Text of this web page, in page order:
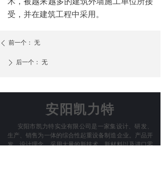
受，并在建筑工程中采用。
ꄲ 后一个： 无
ꄴ 前一个： 无
安阳市凯力特实业有限公司是一家集设计、研发、
生产、销售为一体的综合性起重设备制造企业。产品开
发、设计理念，采用大量的新技术、新材料以及进口零
安阳凯力特